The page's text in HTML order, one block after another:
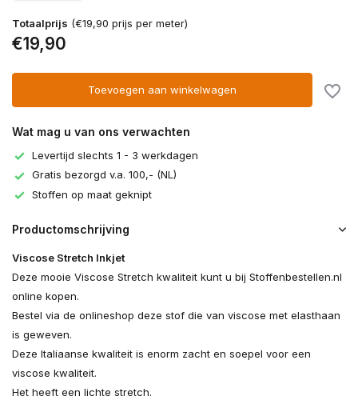
Totaalprijs (€19,90 prijs per meter)
€19,90
Toevoegen aan winkelwagen
Wat mag u van ons verwachten
Levertijd slechts 1 - 3 werkdagen
Gratis bezorgd v.a. 100,- (NL)
Stoffen op maat geknipt
Productomschrijving
Viscose Stretch Inkjet
Deze mooie Viscose Stretch kwaliteit kunt u bij Stoffenbestellen.nl
online kopen.
Bestel via de onlineshop deze stof die van viscose met elasthaan
is geweven.
Deze Italiaanse kwaliteit is enorm zacht en soepel voor een
viscose kwaliteit.
Het heeft een lichte stretch.